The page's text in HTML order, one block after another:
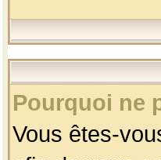
Pourquoi ne
Vous êtes-